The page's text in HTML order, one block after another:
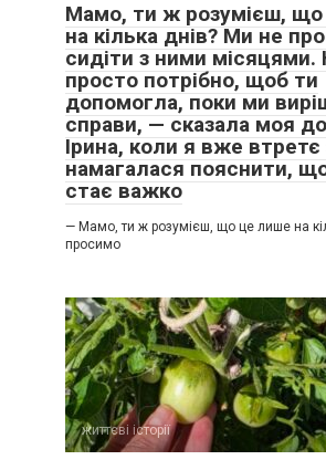
Мамо, ти ж розумієш,
на кілька днів? Ми не
сидіти з ними місяцями.
просто потрібно, щоб ти
допомогла, поки ми
справи, — сказала моя
Ірина, коли я вже втретє
намагалася пояснити,
стає важко
— Мамо, ти ж розумієш, що це лише на
просимо
життєві історії